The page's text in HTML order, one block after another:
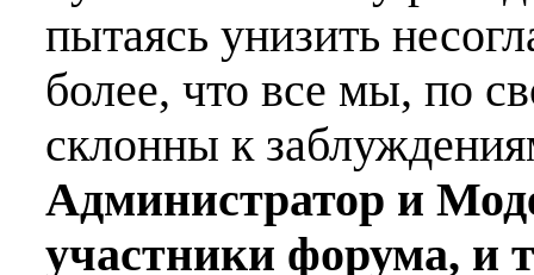
пытаясь унизить
более, что все мы, по
склонны к
Администратор и
участники форума, и